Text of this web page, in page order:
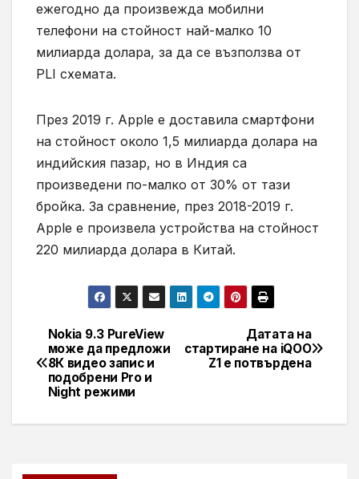
ежегодно да произвежда мобилни
телефони на стойност най-малко 10
милиарда долара, за да се възползва от
PLI схемата.
През 2019 г. Apple е доставила смартфони
на стойност около 1,5 милиарда долара на
индийския пазар, но в Индия са
произведени по-малко от 30% от тази
бройка. За сравнение, през 2018-2019 г.
Apple е произвела устройства на стойност
220 милиарда долара в Китай.
Навигация
Датата на
стартиране на iQOO
Z1 е потвърдена
Nokia 9.3 PureView
може да предложи
8К видео запис и
подобрени Pro и
Night режими